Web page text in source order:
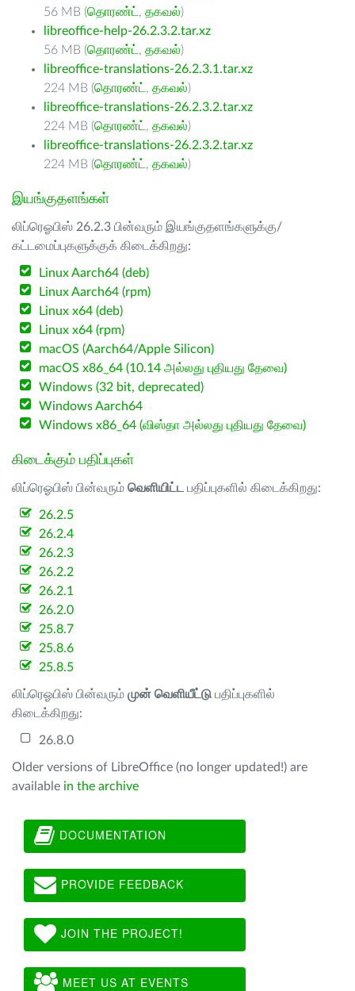
56 MB (தொரண்ட் , தகவல்)
libreoffice-help-26.2.3.2.tar.xz
56 MB (தொரண்ட் , தகவல்)
libreoffice-translations-26.2.3.1.tar.xz
224 MB (தொரண்ட் , தகவல்)
libreoffice-translations-26.2.3.2.tar.xz
224 MB (தொரண்ட் , தகவல்)
libreoffice-translations-26.2.3.2.tar.xz
224 MB (தொரண்ட் , தகவல்)
இயங்குதளங்கள்
லிப்ரெஓபிஸ் 26.2.3 பின்வரும் இயங்குதளங்களுக்கு/
கட்டமைப்புகளுக்குக் கிடைக்கிறது:
Linux Aarch64 (deb)
Linux Aarch64 (rpm)
Linux x64 (deb)
Linux x64 (rpm)
macOS (Aarch64/Apple Silicon)
macOS x86_64 (10.14 அல்லது புதியது தேவை)
Windows (32 bit, deprecated)
Windows Aarch64
Windows x86_64 (விஸ்தா அல்லது புதியது தேவை)
கிடைக்கும் பதிப்புகள்
லிப்ரெஓபிஸ் பின்வரும் வெளியிட்ட பதிப்புகளில் கிடைக்கிறது:
26.2.5
26.2.4
26.2.3
26.2.2
26.2.1
26.2.0
25.8.7
25.8.6
25.8.5
லிப்ரெஓபிஸ் பின்வரும் முன் வெளியீட்டு பதிப்புகளில்
கிடைக்கிறது:
26.8.0
Older versions of LibreOffice (no longer updated!) are
available in the archive
DOCUMENTATION
PROVIDE FEEDBACK
JOIN THE PROJECT!
MEET US AT EVENTS